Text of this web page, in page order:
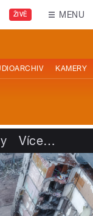
ŽIVĚ MENU
KAMERY
Více…